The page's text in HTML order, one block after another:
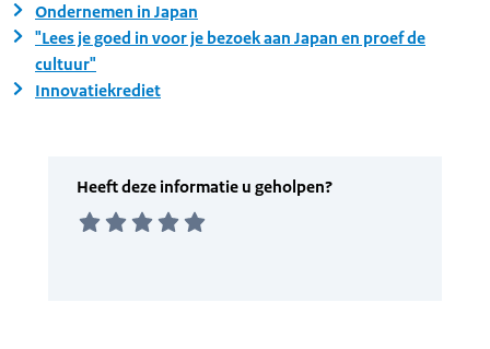
Ondernemen in Japan
"Lees je goed in voor je bezoek aan Japan en proef de
cultuur"
Innovatiekrediet